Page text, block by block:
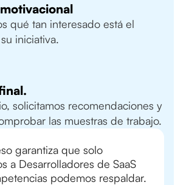
qué tan interesado está el
iniciativa.
solicitamos recomendaciones y
las muestras de trabajo.
garantiza que solo
a Desarrolladores de SaaS
podemos respaldar.